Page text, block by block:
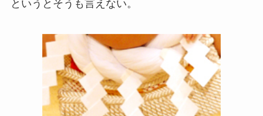
というとそうも言えない。